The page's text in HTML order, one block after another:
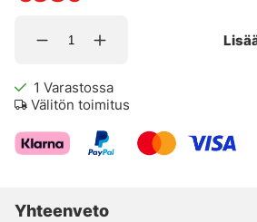
1 Varastossa
Välitön toimitus
Yhteenveto